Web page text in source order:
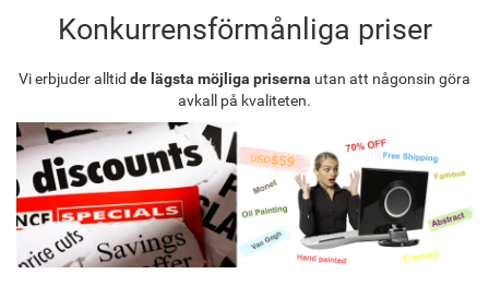
Konkurrensförmånliga priser
Vi erbjuder alltid de lägsta möjliga priserna utan att någonsin göra
avkall på kvaliteten.